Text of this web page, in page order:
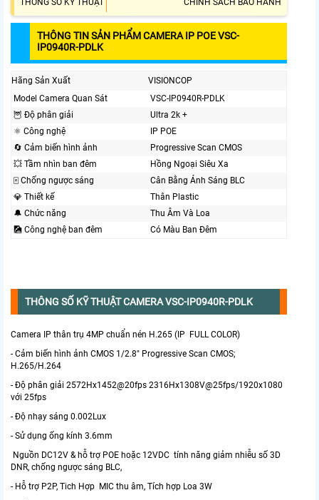
THÔNG SỐ KỸ THUẬT CHÍNH SÁCH BẢO HÀNH
THÔNG TIN SẢN PHẨM CAMERA IP POE VSC-
IP0940R-PDLK
Hãng Sản Xuất
VISIONCOP
Model Camera Quan Sát
VSC-IP0940R-PDLK
🦉 Độ phân giải
Ultra 2k +
⚛️ Công nghệ
IP POE
🔄 Cảm biến hình ảnh
Progressive Scan CMOS
💥 Tầm nhìn ban đêm
Hồng Ngoại Siêu Xa
🀄 Chống ngược sáng
Cân Bằng Ánh Sáng BLC
💎 Thiết kế
Thân Plastic
🔔 Chức năng
Thu Âm Và Loa
🎑 Công nghệ ban đêm
Có Màu Ban Ðêm
THÔNG SỐ KỸ THUẬT CAMERA VSC-IP0940R-PDLK
Camera IP thân trụ 4MP chuẩn nén H.265 (IP FULL COLOR)
- Cảm biến hình ảnh CMOS 1/2.8" Progressive Scan CMOS;
H.265/H.264
- Độ phân giải 2572Hx1452@20fps 2316Hx1308V@25fps/1920x1080
với 25fps
- Độ nhạy sáng 0.002Lux
- Sử dụng ống kính 3.6mm
Nguồn DC12V & hỗ trợ POE hoặc 12VDC tính năng giảm nhiễu số 3D
DNR, chống ngược sáng BLC,
- Hỗ trợ P2P, Tich Hợp MIC thu âm, Tích hợp Loa 3W